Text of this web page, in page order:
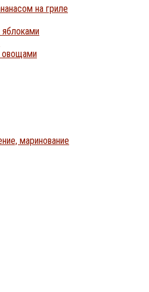
на гриле
маринование